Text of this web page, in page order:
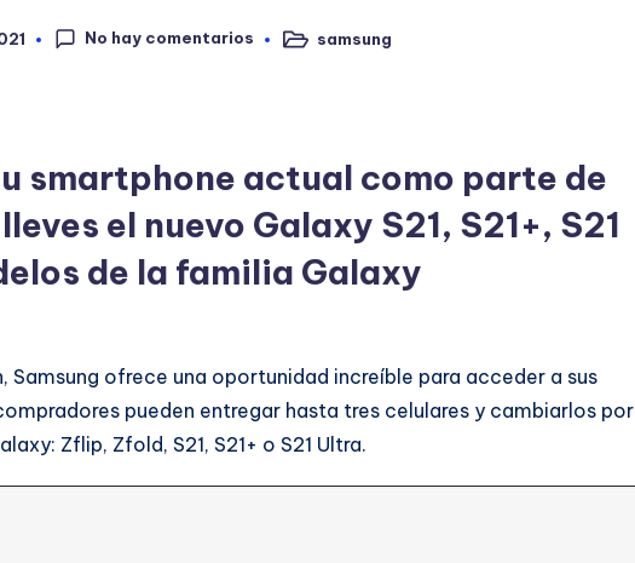
No hay comentarios
Publicado
samsung
smartphone actual como parte de
el nuevo Galaxy S21, S21+, S21
de la familia Galaxy
Samsung ofrece una oportunidad increíble para acceder a sus
pueden entregar hasta tres celulares y cambiarlos por
Zflip, Zfold, S21, S21+ o S21 Ultra.